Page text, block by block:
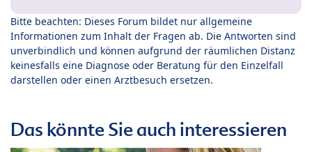
Bitte beachten: Dieses Forum bildet nur allgemeine
Informationen zum Inhalt der Fragen ab. Die Antworten sind
unverbindlich und können aufgrund der räumlichen Distanz
keinesfalls eine Diagnose oder Beratung für den Einzelfall
darstellen oder einen Arztbesuch ersetzen.
Das könnte Sie auch interessieren